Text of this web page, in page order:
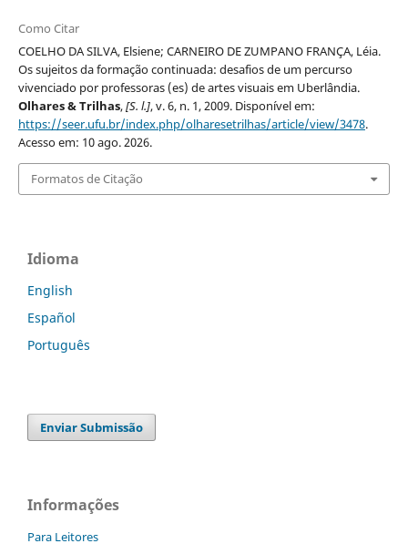
Como Citar
COELHO DA SILVA, Elsiene; CARNEIRO DE ZUMPANO FRANÇA, Léia.
Os sujeitos da formação continuada: desafios de um percurso
vivenciado por professoras (es) de artes visuais em Uberlândia.
Olhares & Trilhas,[S. l.], v. 6, n. 1, 2009. Disponível em:
https://seer.ufu.br/index.php/olharesetrilhas/article/view/3478.
Acesso em: 10 ago. 2026.
Formatos de Citação
Idioma
English
Español
Português
Enviar Submissão
Informações
Para Leitores